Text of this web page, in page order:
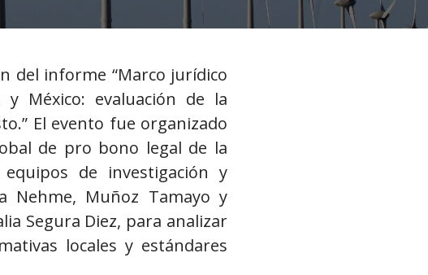
del informe “Marco jurídico
México: evaluación de la
El evento fue organizado
de pro bono legal de la
de investigación y
Nehme, Muñoz Tamayo y
Segura Diez, para analizar
locales y estándares